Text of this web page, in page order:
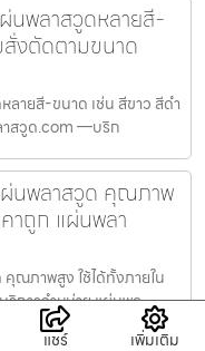
นพลาสวูดหลายสี-
สั่งตัดตามขนาด
ลายสี-ขนาด เช่น สีขาว สีดำ
าสวูด.com —บริก
นพลาสวูด คุณภาพ
าถูก แผ่นพลา
ณภาพสูง ใช้ได้ทั้งภายใน
การจำหน่าย แผ่นพล
แชร์ เพิ่มเติม